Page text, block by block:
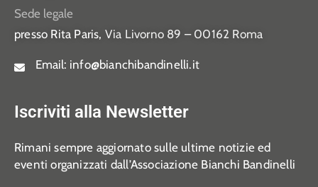
Sede legale
presso Rita Paris, Via Livorno 89 – 00162 Roma
Email: info@bianchibandinelli.it
Iscriviti alla Newsletter
Rimani sempre aggiornato sulle ultime notizie ed
eventi organizzati dall’Associazione Bianchi Bandinelli